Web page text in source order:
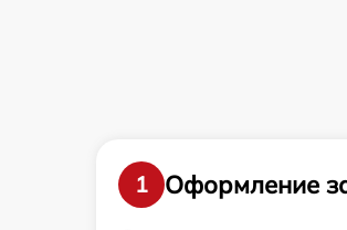
1
Оформление